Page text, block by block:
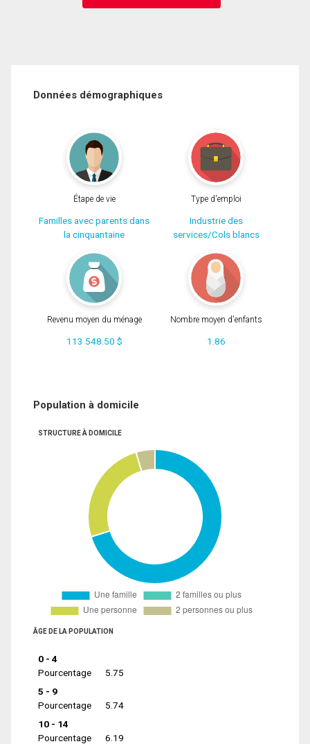
Données démographiques
Étape de vie
Familles avec parents dans
la cinquantaine
Type d'emploi
Industrie des
services/Cols blancs
Revenu moyen du ménage
113 548.50 $
Nombre moyen d'enfants
1.86
Population à domicile
STRUCTURE À DOMICILE
ÂGE DE LA POPULATION
0 - 4
Pourcentage
5.75
5 - 9
Pourcentage
5.74
10 - 14
Pourcentage
6.19